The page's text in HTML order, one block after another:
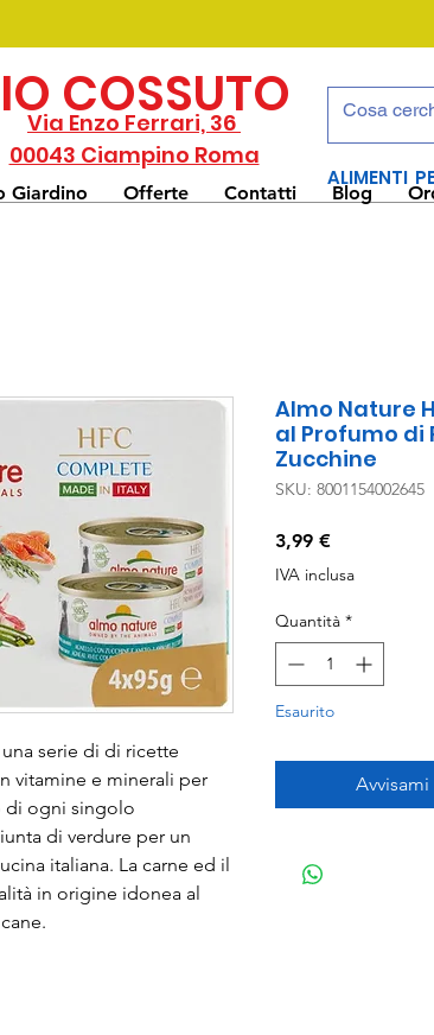
Giardino Offerte Contatti Blog
COSSUTO
Via Enzo Ferrari, 36
00043 Ciampino Roma
ALIMENTI
serie di di ricette
vitamine e minerali per
di ogni singolo
di verdure per un
italiana. La carne ed il
in origine idonea al
Almo Nature
al Profumo di
Zucchine
SKU: 8001154002645
3,99 €Prezzo
IVA inclusa
Quantità *
Esaurito